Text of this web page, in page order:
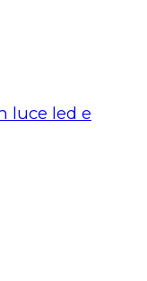
luce led e